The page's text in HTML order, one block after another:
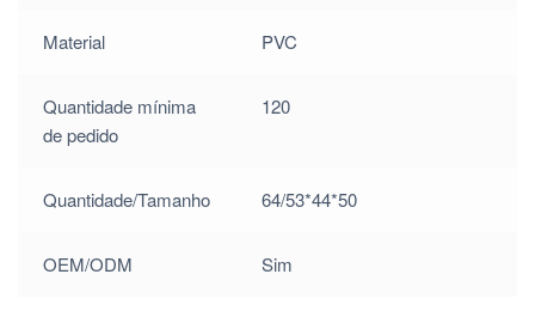
Material PVC
Quantidade mínima
de pedido
120
Quantidade/Tamanho 64/53*44*50
OEM/ODM Sim